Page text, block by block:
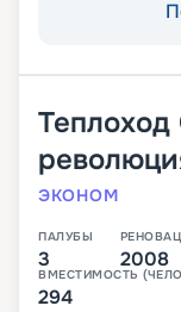
Теплоход
ЭКОНОМ
ПАЛУБЫ
3 2008
ВМЕСТИМОСТЬ
294